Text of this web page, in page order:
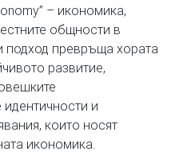
– икономика,
общности в
подход превръща хората
развитие,
и
които носят
икономика.